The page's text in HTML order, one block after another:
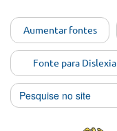
conteúdo
[Alt+1]
Ir para
o menu
[Alt+2]
Aumentar fontes
Fonte para Dislexia